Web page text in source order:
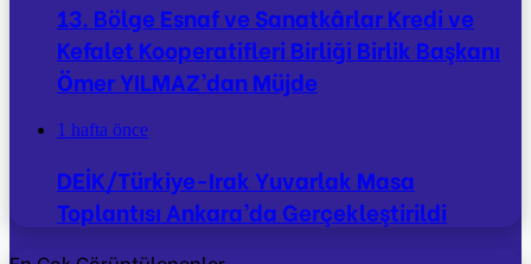
13. Bölge Esnaf ve Sanatkârlar Kredi ve
Kefalet Kooperatifleri Birliği Birlik Başkanı
Ömer YILMAZ’dan Müjde
1 hafta önce
DEİK/Türkiye-Irak Yuvarlak Masa
Toplantısı Ankara’da Gerçekleştirildi